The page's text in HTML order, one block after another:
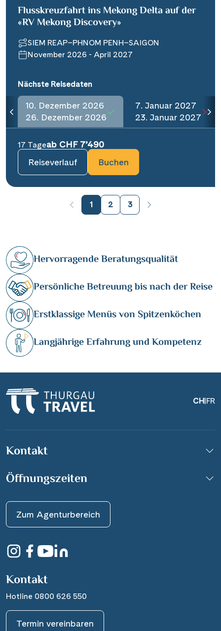
Flusskreuzfahrt ins Mekong Delta auf der
«RV Mekong Discovery»
SIEM REAP–PHNOM PENH–SAIGON
November 2026 - April 2027
Nächste Reisedaten
10. Dezember 2026
26. Dezember 2026
7. Januar 2027
23. Januar 2027
17 Tageab CHF 7’490
Reiseverlauf
Buchen
1 2 3
Hervorragende Beratungsqualität
Persönliche Betreuung bis nach der Reise
Erstklassige Menüs von Spitzenköchen
Langjährige Erfahrung und Kompetenz
CH|FR
Kontakt
Öffnungszeiten
Zum Agenturbereich
Kontakt
Hotline 0800 626 550
Termin vereinbaren